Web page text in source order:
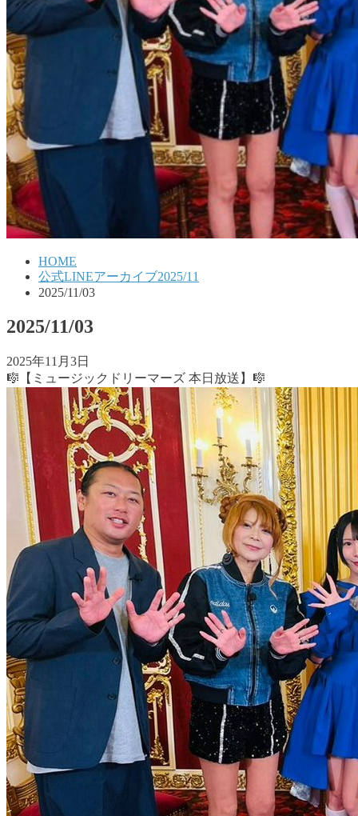
HOME
公式LINEアーカイブ2025/11
2025/11/03
2025/11/03
2025年11月3日
🎼【ミュージックドリーマーズ 本日放送】🎼